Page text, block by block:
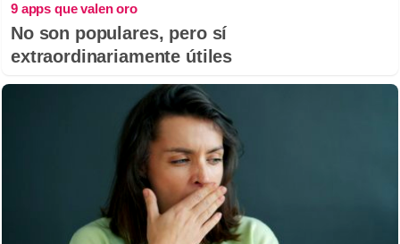
9 apps que valen oro
No son populares, pero sí
extraordinariamente útiles